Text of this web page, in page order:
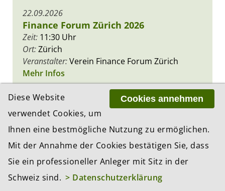
22.09.2026
Finance Forum Zürich 2026
Zeit: 11:30 Uhr
Ort:Zürich
Veranstalter:Verein Finance Forum Zürich
Mehr Infos
PREMIUM PARTNER
Cookies annehmen
Diese Website
verwendet Cookies, um
Ihnen eine bestmögliche Nutzung zu ermöglichen.
Mit der Annahme der Cookies bestätigen Sie, dass
Sie ein professioneller Anleger mit Sitz in der
Schweiz sind. > Datenschutzerklärung